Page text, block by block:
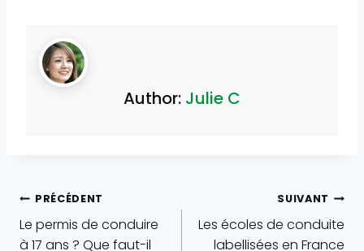
Author: Julie C
Navigation
de
PRÉCÉDENT
Le permis de conduire
à 17 ans ? Que faut-il
SUIVANT
Les écoles de conduite
labellisées en France